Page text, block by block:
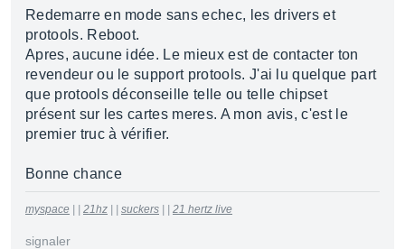
Redemarre en mode sans echec, les drivers et
protools. Reboot.
Apres, aucune idée. Le mieux est de contacter ton
revendeur ou le support protools. J'ai lu quelque part
que protools déconseille telle ou telle chipset
présent sur les cartes meres. A mon avis, c'est le
premier truc à vérifier.
Bonne chance
myspace 21hz suckers 21 hertz live
signaler